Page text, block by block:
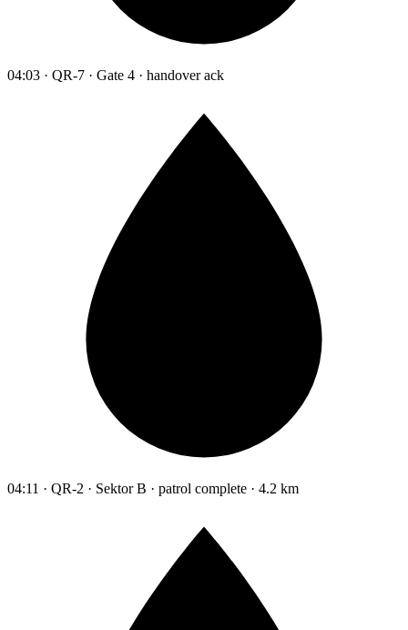
04:03 · QR-7 · Gate 4 · handover ack
04:11 · QR-2 · Sektor B · patrol complete · 4.2 km